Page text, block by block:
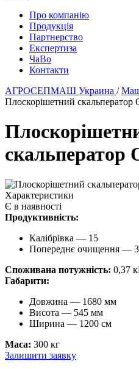
Про компанію
Продукція
Партнерство
Експертиза
ЧаВо
Контакти
АГРОСЕПМАШ Украина /
Плоскорішетний
Характеристики
Є в наявності
Продуктивність:
Калібрівка — 15
Попереднє очищення —
Споживана потужність: 0,37
Габарити:
Довжина — 1680 мм
Висота — 545 мм
Ширина — 1200 см
Маса: 300 кг
Залишити заявку